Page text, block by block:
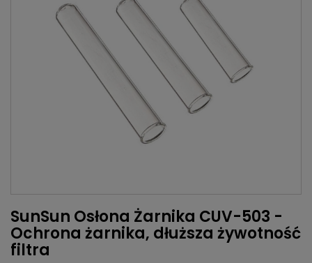
SunSun Osłona Żarnika CUV-503 -
Ochrona żarnika, dłuższa żywotność
filtra